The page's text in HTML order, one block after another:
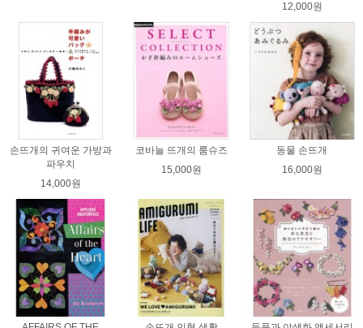
12,000원
손뜨개의 귀여운 가방과
파우치
14,000원
코바늘 뜨개의 룸슈즈
15,000원
동물 손뜨개
16,000원